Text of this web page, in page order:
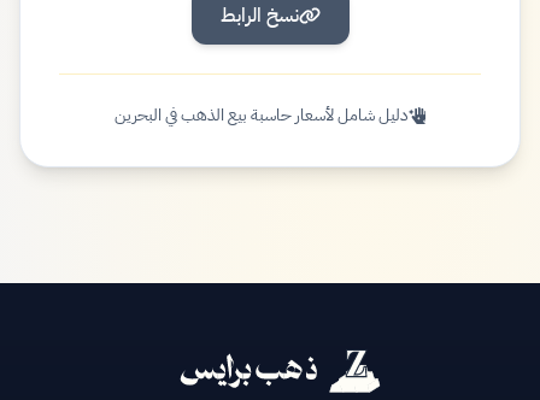
نسخ الرابط
دليل شامل لأسعار حاسبة بيع الذهب في البحرين